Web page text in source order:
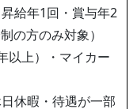
給年1回・賞与年2
の方のみ対象）
以上）・マイカー
休暇・待遇が一部